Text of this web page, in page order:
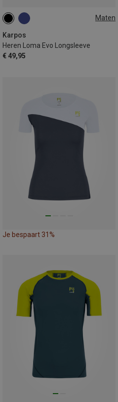
Maten
Karpos
Heren Loma Evo Longsleeve
€ 49,95
XL XXL
Je bespaart 31%